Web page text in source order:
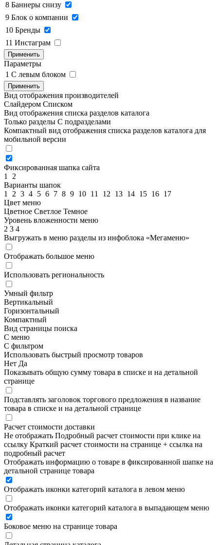
8 Баннеры снизу
9 Блок о компании
10 Бренды
11 Инстаграм
Применить
Параметры
1 C левым блоком
Применить
Вид отображения производителей
Слайдером Списком
Вид отображения списка разделов каталога
Только разделы С подразделами
Компактный вид отображения списка разделов каталога для
мобильной версии
Фиксированная шапка сайта
1
2
Варианты шапок
1
2 3 4 5 6 7 8 9 10 11 12 13 14 15 16 17
Цвет меню
Цветное Светлое Темное
Уровень вложенности меню
2 3 4
Выгружать в меню разделы из инфоблока «Мегаменю»
Отображать большое меню
Использовать региональность
Умный фильтр
Вертикальный
Горизонтальный
Компактный
Вид страницы поиска
С меню
С фильтром
Использовать быстрый просмотр товаров
Нет Да
Показывать общую сумму товара в списке и на детальной
странице
Подставлять заголовок торгового предложения в название
товара в списке и на детальной странице
Расчет стоимости доставки
Не отображать Подробный расчет стоимости при клике на
ссылку Краткий расчет стоимости на странице + ссылка на
подробный расчет
Отображать информацию о товаре в фиксированной шапке на
детальной странице товара
Отображать иконки категорий каталога в левом меню
Отображать иконки категорий каталога в выпадающем меню
Боковое меню на странице товара